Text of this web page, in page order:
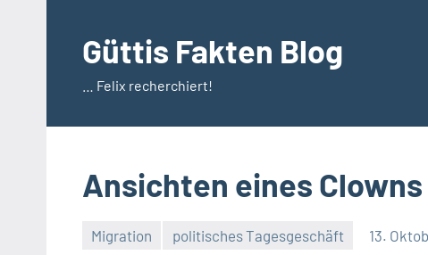
springenGüttis Fakten Blog
… Felix recherchiert!
Ansichten eines Clowns
Migration politisches Tagesgeschäft 13.